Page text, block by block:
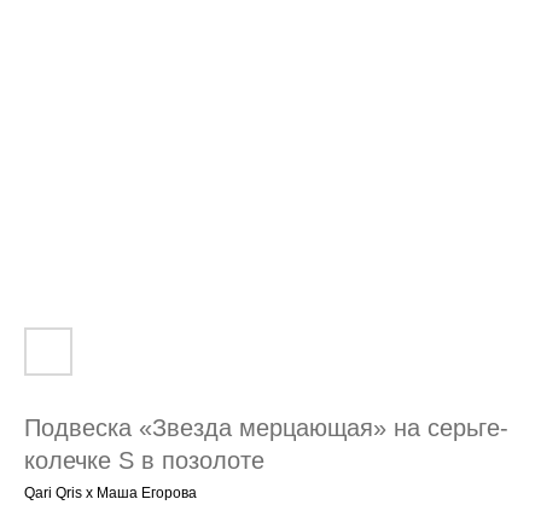
Подвеска «Звезда мерцающая» на серьге-
колечке S в позолоте
Qari Qris x Маша Егорова